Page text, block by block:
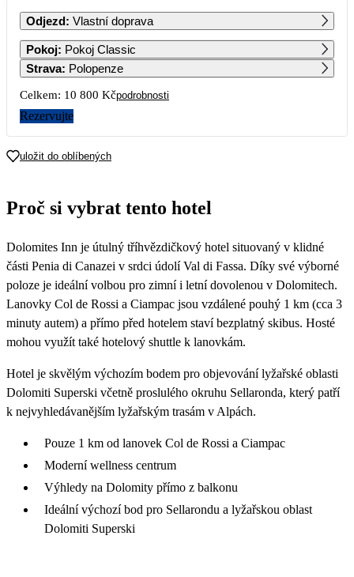
PO ÚT ST ČT PÁ SO NE
1 2
3 4 5 6 7 8 9
17
24 25 26 27
31
Odjezd: Vlastní doprava
Pokoj: Pokoj Classic
Strava: Polopenze
Celkem: 10 800 Kčpodrobnosti
Rezervujte
uložit do oblíbených
Proč si vybrat tento hotel
Dolomites Inn je útulný tříhvězdičkový hotel situovaný v klidné
části Penia di Canazei v srdci údolí Val di Fassa. Díky své výborné
poloze je ideální volbou pro zimní i letní dovolenou v Dolomitech.
Lanovky Col de Rossi a Ciampac jsou vzdálené pouhý 1 km (cca 3
minuty autem) a přímo před hotelem staví bezplatný skibus. Hosté
mohou využít také hotelový shuttle k lanovkám.
Hotel je skvělým výchozím bodem pro objevování lyžařské oblasti
Dolomiti Superski včetně proslulého okruhu Sellaronda, který patří
k nejvyhledávanějším lyžařským trasám v Alpách.
Pouze 1 km od lanovek Col de Rossi a Ciampac
Moderní wellness centrum
Výhledy na Dolomity přímo z balkonu
Ideální výchozí bod pro Sellarondu a lyžařskou oblast
Dolomiti Superski